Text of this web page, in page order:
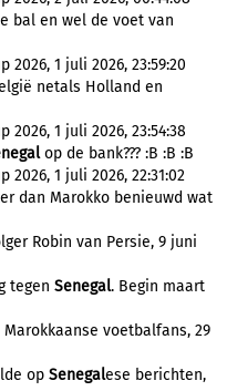
bal en wel de voet van
2026, 1 juli 2026, 23:59:20
netals Holland en
2026, 1 juli 2026, 23:54:38
op de bank??? :B :B :B
2026, 1 juli 2026, 22:31:02
dan Marokko benieuwd wat
Robin van Persie, 9 juni
tegen Senegal. Begin maart
voetbalfans, 29
op Senegalese berichten,